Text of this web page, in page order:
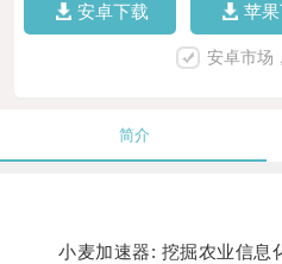
安卓下载 苹
安卓市场
简介
小麦加速器: 挖掘农业信息